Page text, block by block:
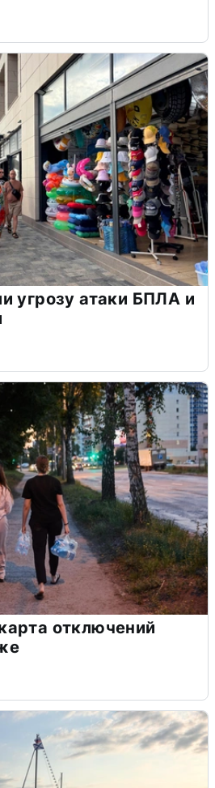
угрозу атаки БПЛА и
отключений